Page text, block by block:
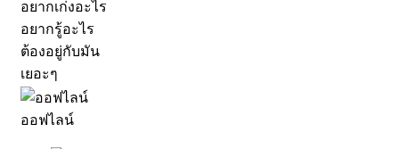
อยากเก่งอะไร
อยากรู้อะไร
ต้องอยู่กับมัน
เยอะๆ
ออฟไลน์